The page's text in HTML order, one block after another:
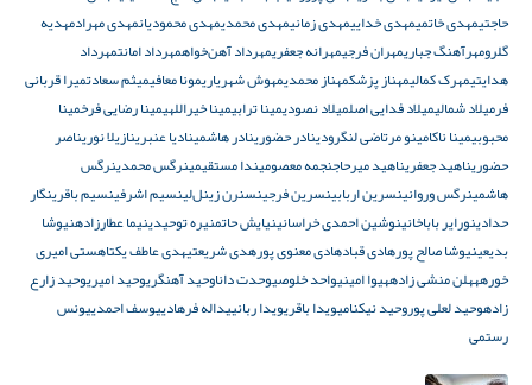
حاجتیمهدی خاتمیمهدی خداییمهدی زمانیمهدی محمدیمهدی محمودیانمهدی مهرادمهدیه
گلرومهرآهنگ جباریمهران فرجیمهرانه جعفریمهرداد آهن‌خواهمهرداد امانتمهرداد
هدایتیمهرک کمالیمهناز پزشکمهناز محمدیمهوش شهریاریمونا معافیمیثم سعادتمیرا قربانی
فرمیلاد شمالیمیلاد فدایی اصلمیلاد نصودیمینا ترابیمینا خیراللهیمینا رضایی فرخمینا
محبوبیمینا ناکامینو مرتاضی لنگرودینادر حضورینادر هاشمینادیا عنبرینازیلا نوریناصر
حضوریناهید جعفریناهید میرحاجنجمه معصومیندا مستقیمینرگس محمدینرگس
هاشمینرگس وروانینسرین اربابینسرین فرجینسنرن زینل‌لینسیم اشرفینسیم باقرینگار
حدادینورایر باباخانینوشین احمدی خراسانینیایش حاتمنیره توحیدینیما عطارزادهنیوشا
بدیعینیوشا صالح پورهادی قبادهادی معنوی پورهدی شریعتیهدی عاطف یکتاهستی امیری
خورهههلن منشی زادههیوا امینیواحد خلوصیوحدت داناوحید آهنگریوحید امیریوحید زارع
زادهوحید لعلی پوروحید نیکنامیویدا باقریویدا ربانییداله فرهادییوسف احمدییونس
رستمی